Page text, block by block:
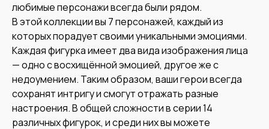
любимые персонажи всегда были рядом.
В этой коллекции вы 7 персонажей, каждый из
которых порадует своими уникальными эмоциями.
Каждая фигурка имеет два вида изображения лица
— одно с восхищённой эмоцией, другое же с
недоумением. Таким образом, ваши герои всегда
сохранят интригу и смогут отражать разные
настроения. В общей сложности в серии 14
различных фигурок, и среди них вы можете